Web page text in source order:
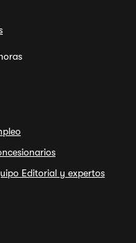
Editorial y expertos